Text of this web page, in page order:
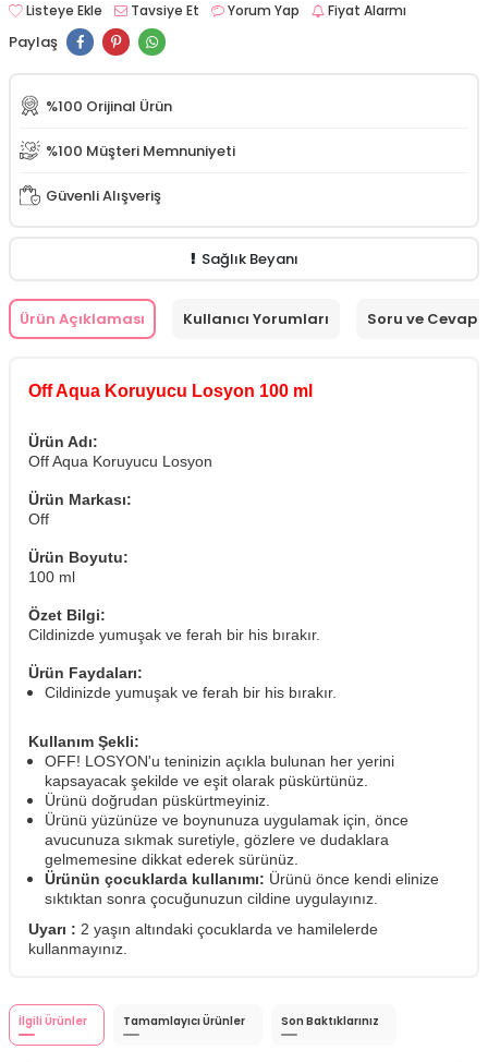
Listeye Ekle Tavsiye Et Yorum Yap Fiyat Alarmı
Paylaş
%100 Orijinal Ürün
%100 Müşteri Memnuniyeti
Güvenli Alışveriş
Sağlık Beyanı
Ürün Açıklaması Kullanıcı Yorumları Soru ve Cevap
Off Aqua Koruyucu Losyon 100 ml
Ürün Adı:
Off Aqua Koruyucu Losyon
Ürün Markası:
Off
Ürün Boyutu:
100 ml
Özet Bilgi:
Cildinizde yumuşak ve ferah bir his bırakır.
Ürün Faydaları:
Cildinizde yumuşak ve ferah bir his bırakır.
Kullanım Şekli:
OFF! LOSYON'u teninizin açıkla bulunan her yerini
kapsayacak şekilde ve eşit olarak püskürtünüz.
Ürünü doğrudan püskürtmeyiniz.
Ürünü yüzünüze ve boynunuza uygulamak için, önce
avucunuza sıkmak suretiyle, gözlere ve dudaklara
gelmemesine dikkat ederek sürünüz.
Ürünün çocuklarda kullanımı: Ürünü önce kendi elinize
sıktıktan sonra çocuğunuzun cildine uygulayınız.
Uyarı : 2 yaşın altındaki çocuklarda ve hamilelerde
kullanmayınız.
İlgili Ürünler Tamamlayıcı Ürünler Son Baktıklarınız